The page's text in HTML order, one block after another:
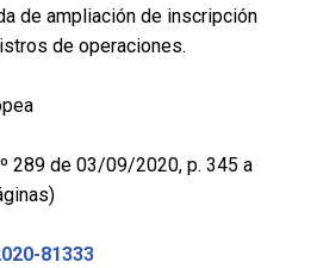
de ampliación de inscripción
de operaciones.
289 de 03/09/2020, p. 345 a
81333